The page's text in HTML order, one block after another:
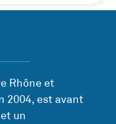
Rhône et
2004, est avant
un